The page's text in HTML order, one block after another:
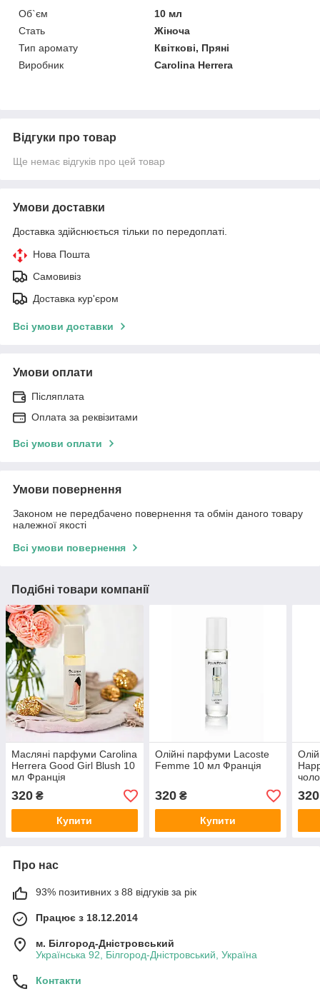
Об`єм
10 мл
Стать
Жіноча
Тип аромату
Квіткові, Пряні
Виробник
Carolina Herrera
Відгуки про товар
Ще немає відгуків про цей товар
Умови доставки
Доставка здійснюється тільки по передоплаті.
Нова Пошта
Самовивіз
Доставка кур'єром
Всі умови доставки
Умови оплати
Післяплата
Оплата за реквізитами
Всі умови оплати
Умови повернення
Законом не передбачено повернення та обмін даного товару
належної якості
Всі умови повернення
Подібні товари компанії
Масляні парфуми Carolina
Herrera Good Girl Blush 10
мл Франція
320 ₴
Купити
Олійні парфуми Lacoste
Femme 10 мл Франція
320₴
Купити
320
Про нас
93% позитивних з 88 відгуків за рік
Працює з 18.12.2014
м. Білгород-Дністровський
Українська 92, Білгород-Дністровський, Україна
Контакти